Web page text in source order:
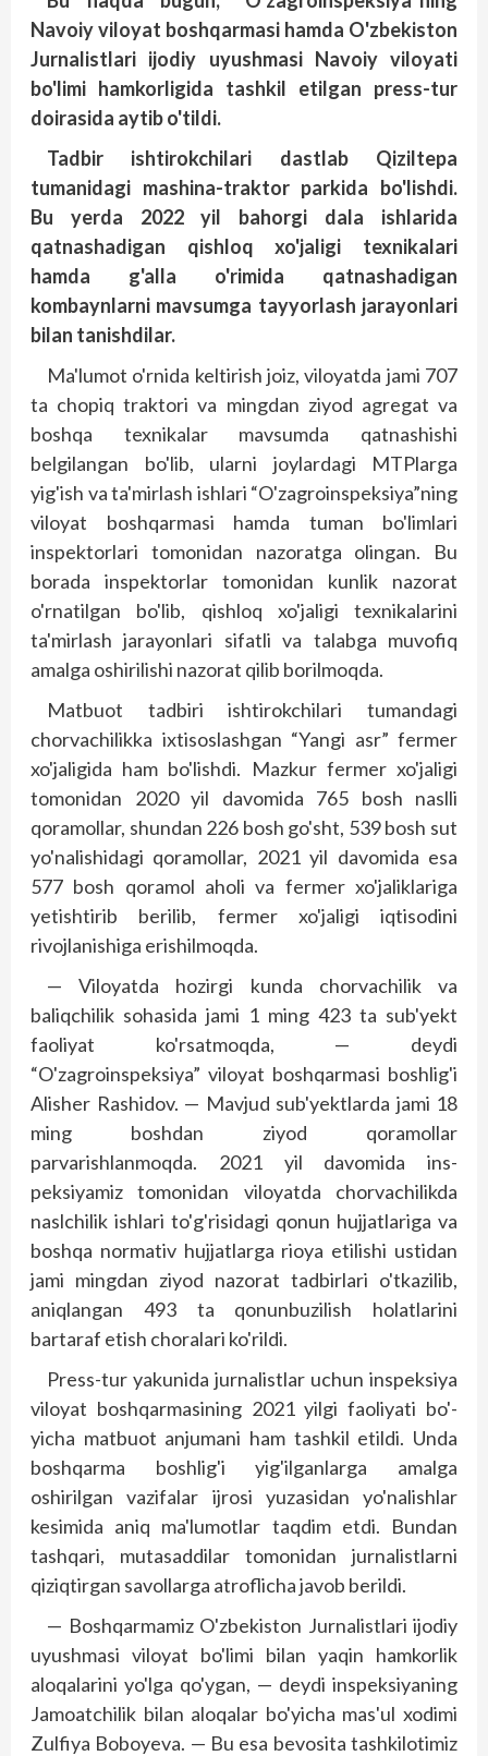
Navoiy viloyat boshqarmasi hamda O'zbekiston
Jurnalistlari ijodiy uyushmasi Navoiy viloyati
bo'limi hamkorligida tashkil etilgan press-tur
doirasida aytib o'tildi.
Tadbir ishtirokchilari dastlab Qiziltepa
tumanidagi mashina-traktor parkida bo'lishdi.
Bu yerda 2022 yil bahorgi dala ishlarida
qatnashadigan qishloq xo'jaligi texnikalari
hamda g'alla o'rimida qatnashadigan
kombaynlarni mavsumga tayyorlash jarayonlari
bilan tanishdilar.
Ma'lumot o'rnida keltirish joiz, viloyatda jami 707
ta chopiq traktori va mingdan ziyod agregat va
bosh­­qa texnikalar mavsumda qatnashishi
belgilangan bo'lib, ularni joylardagi MTPlarga
yig'ish va ta'mirlash ishlari “O'zagroinspeksiya”ning
viloyat boshqarmasi hamda tuman bo'limlari
inspektorlari tomonidan nazoratga olingan. Bu
borada inspektorlar tomonidan kunlik nazorat
o'rnatilgan bo'lib, qishloq xo'jaligi texnikalarini
ta'mirlash jarayonlari sifatli va talabga muvofiq
amalga oshirilishi nazorat qilib borilmoqda.
Matbuot tadbiri ishtirokchilari tumandagi
chorvachilikka ixtisoslashgan “Yangi asr” fermer
xo'jaligida ham bo'lishdi. Mazkur fermer xo'jaligi
tomonidan 2020 yil davomida 765 bosh naslli
qoramollar, shundan 226 bosh go'sht, 539 bosh sut
yo'nalishidagi qoramollar, 2021 yil davomida esa
577 bosh qoramol aholi va fermer xo'jaliklariga
yetishtirib berilib, fermer xo'jaligi iqtisodini
rivojlanishiga erishilmoqda.
— Viloyatda hozirgi kunda chorvachilik va
baliqchilik sohasida jami 1 ming 423 ta sub'yekt
faoliyat ko'rsatmoqda, — deydi
“O'zagroinspeksiya” viloyat bosh­qarmasi boshlig'i
Alisher Rashidov. — Mavjud sub'yektlarda jami 18
ming boshdan ziyod qoramollar
parvarishlanmoqda. 2021 yil davomida ins­
peksiyamiz tomonidan viloyatda chorvachilikda
nasl­chilik ishlari to'g'risidagi qonun hujjatlariga va
boshqa normativ hujjatlarga rioya etilishi ustidan
jami mingdan ziyod nazorat tadbirlari o'tkazilib,
aniqlangan 493 ta qonunbuzilish holatlarini
bartaraf etish choralari ko'rildi.
Press-tur yakunida jurnalistlar uchun inspeksiya
viloyat boshqarmasining 2021 yilgi faoliyati bo'­
yicha matbuot anjumani ham tashkil etildi. Unda
boshqarma boshlig'i yig'ilganlarga amalga
oshirilgan vazifalar ijrosi yuzasidan yo'nalishlar
kesimida aniq ma'lumotlar taqdim etdi. Bundan
tashqari, mutasaddilar tomonidan jurnalistlarni
qiziqtirgan savollarga atroflicha javob berildi.
— Boshqarmamiz O'zbekiston Jurnalistlari ijodiy
uyushmasi viloyat bo'limi bilan yaqin hamkorlik
aloqalarini yo'lga qo'ygan, — deydi inspeksiyaning
Jamoatchilik bilan aloqalar bo'yicha mas'ul xodimi
Zulfiya Boboyeva. — Bu esa bevosita tashkilotimiz